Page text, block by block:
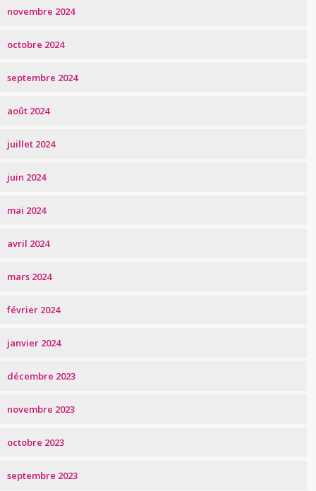
novembre 2024
octobre 2024
septembre 2024
août 2024
juillet 2024
juin 2024
mai 2024
avril 2024
mars 2024
février 2024
janvier 2024
décembre 2023
novembre 2023
octobre 2023
septembre 2023